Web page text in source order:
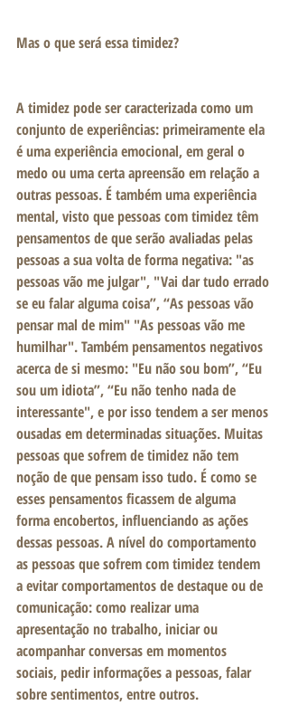
Mas o que será essa timidez?
A timidez pode ser caracterizada como um
conjunto de experiências: primeiramente ela
é uma experiência emocional, em geral o
medo ou uma certa apreensão em relação a
outras pessoas. É também uma experiência
mental, visto que pessoas com timidez têm
pensamentos de que serão avaliadas pelas
pessoas a sua volta de forma negativa: "as
pessoas vão me julgar", "Vai dar tudo errado
se eu falar alguma coisa”, “As pessoas vão
pensar mal de mim" "As pessoas vão me
humilhar". Também pensamentos negativos
acerca de si mesmo: "Eu não sou bom”, “Eu
sou um idiota”, “Eu não tenho nada de
interessante", e por isso tendem a ser menos
ousadas em determinadas situações. Muitas
pessoas que sofrem de timidez não tem
noção de que pensam isso tudo. É como se
esses pensamentos ficassem de alguma
forma encobertos, influenciando as ações
dessas pessoas. A nível do comportamento
as pessoas que sofrem com timidez tendem
a evitar comportamentos de destaque ou de
comunicação: como realizar uma
apresentação no trabalho, iniciar ou
acompanhar conversas em momentos
sociais, pedir informações a pessoas, falar
sobre sentimentos, entre outros.